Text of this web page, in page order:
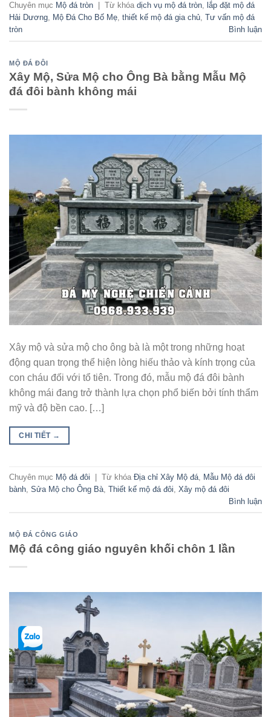
Chuyên mục Mộ đá tròn Từ khóa dịch vụ mộ đá tròn, lắp đặt mộ đá
Hải Dương, Mộ Đá Cho Bố Mẹ, thiết kế mộ đá gia chủ, Tư vấn mộ đá
tròn
Bình luận
MỘ ĐÁ ĐÔI
Xây Mộ, Sửa Mộ cho Ông Bà bằng Mẫu Mộ
đá đôi bành không mái
Xây mộ và sửa mộ cho ông bà là một trong những hoạt
động quan trọng thể hiện lòng hiếu thảo và kính trọng của
con cháu đối với tổ tiên. Trong đó, mẫu mộ đá đôi bành
không mái đang trở thành lựa chọn phổ biến bởi tính thẩm
mỹ và độ bền cao. […]
CHI TIẾT →
Chuyên mục Mộ đá đôi | Từ khóa Địa chỉ Xây Mộ đá Mẫu Mộ đá đôi
bành Sửa Mộ cho Ông Bà Thiết kế mộ đá đôi Xây mộ đá đôi
Bình luận
MỘ ĐÁ CÔNG GIÁO
Mộ đá công giáo nguyên khối chôn 1 lần